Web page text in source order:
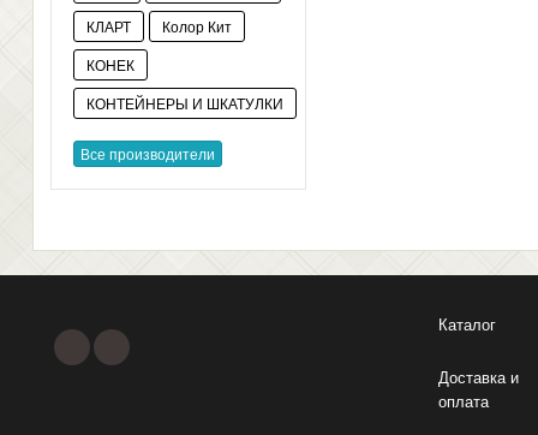
КЛАРТ
Колор Кит
КОНЕК
КОНТЕЙНЕРЫ И ШКАТУЛКИ
Все производители
Каталог
Доставка и
оплата